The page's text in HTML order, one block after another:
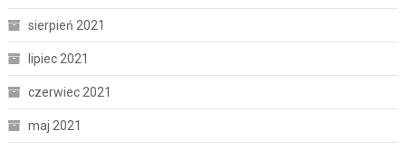
sierpień 2021
lipiec 2021
czerwiec 2021
maj 2021